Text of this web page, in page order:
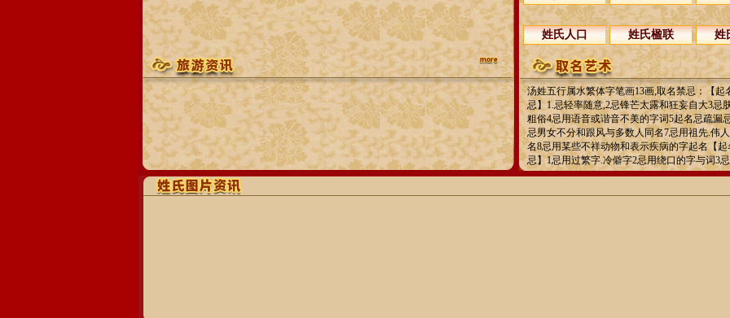
姓氏人口 姓氏楹联 姓
汤姓五行属水繁体字笔画13画,取名禁忌：【起
忌】1.忌轻率随意,2忌锋芒太露和狂妄自大3忌
粗俗4忌用语音或谐音不美的字词5起名忌疏漏
忌男女不分和跟风与多数人同名7忌用祖先.伟
名8忌用某些不祥动物和表示疾病的字起名【
忌】1忌用过繁字.冷僻字2忌用绕口的字与词3